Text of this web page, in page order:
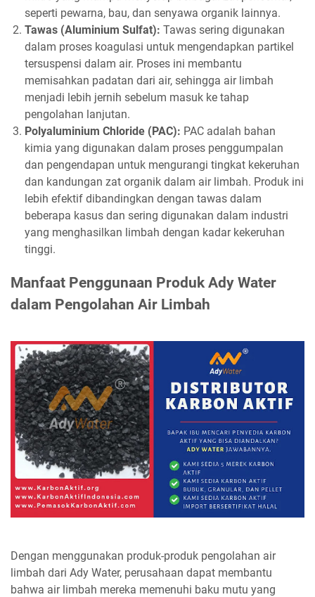
seperti pewarna, bau, dan senyawa organik lainnya.
Tawas (Aluminium Sulfat): Tawas sering digunakan
dalam proses koagulasi untuk mengendapkan partikel
tersuspensi dalam air. Proses ini membantu
memisahkan padatan dari air, sehingga air limbah
menjadi lebih jernih sebelum masuk ke tahap
pengolahan lanjutan.
Polyaluminium Chloride (PAC): PAC adalah bahan
kimia yang digunakan dalam proses penggumpalan
dan pengendapan untuk mengurangi tingkat kekeruhan
dan kandungan zat organik dalam air limbah. Produk ini
lebih efektif dibandingkan dengan tawas dalam
beberapa kasus dan sering digunakan dalam industri
yang menghasilkan limbah dengan kadar kekeruhan
tinggi.
Manfaat Penggunaan Produk Ady Water
dalam Pengolahan Air Limbah
Dengan menggunakan produk-produk pengolahan air
limbah dari Ady Water, perusahaan dapat membantu
bahwa air limbah mereka memenuhi baku mutu yang